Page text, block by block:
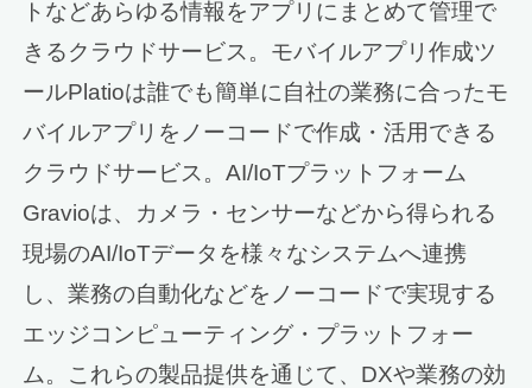
トなどあらゆる情報をアプリにまとめて管理で
きるクラウドサービス。モバイルアプリ作成ツ
ールPlatioは誰でも簡単に自社の業務に合ったモ
バイルアプリをノーコードで作成・活用できる
クラウドサービス。AI/IoTプラットフォーム
Gravioは、カメラ・センサーなどから得られる
現場のAI/IoTデータを様々なシステムへ連携
し、業務の自動化などをノーコードで実現する
エッジコンピューティング・プラットフォー
ム。これらの製品提供を通じて、DXや業務の効